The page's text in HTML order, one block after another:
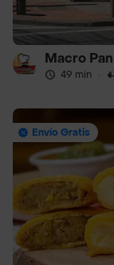
Macro Pan
49 min ·
Envío Gratis